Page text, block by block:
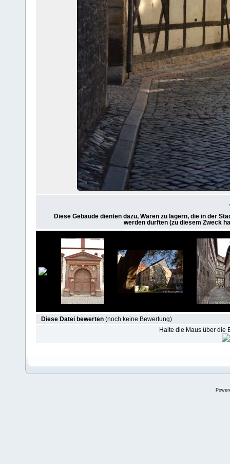
Diese Gebäude dienten dazu, Waren zu lagern, die in der
werden durften (zu diesem Zweck
Diese Datei bewerten (noch keine Bewertung)
Halte die Maus über die